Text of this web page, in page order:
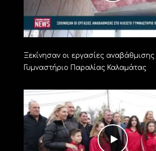
Ξεκίνησαν οι εργασίες αναβάθμισης
Γυμναστήριο Παραλίας Καλαμάτας